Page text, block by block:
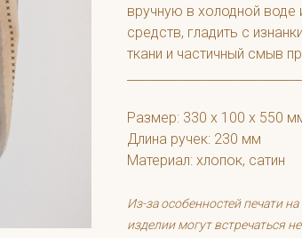
вручную в холодной
средств, гладить с
ткани и частичный смыв
Размер: 330 х 100 х 550
Длина ручек: 230 мм
Материал: хлопок, сатин
Из-за особенностей печати
изделии могут встречаться